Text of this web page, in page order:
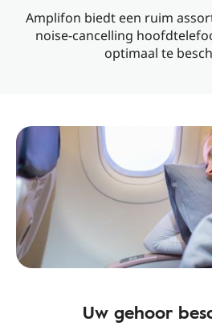
Amplifon biedt een ruim
noise-cancelling
optimaal te
Uw gehoor